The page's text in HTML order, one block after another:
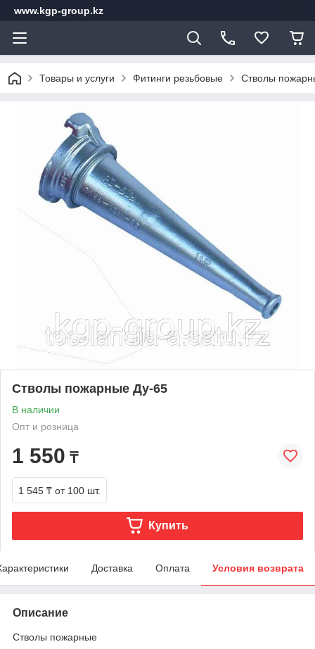
www.kgp-group.kz
Товары и услуги Фитинги резьбовые Стволы
Стволы пожарные Ду-65
В наличии
Опт и розница
1 550 ₸
1 545 ₸ от 100 шт.
Купить
Доставка Оплата Условия возврата
Описание
Стволы пожарные